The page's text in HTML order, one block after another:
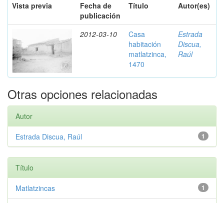
Vista previa
Fecha de
publicación
Título Autor(es)
2012-03-10
Casa
habitación
matlatzinca,
1470
Estrada
Discua,
Raúl
Otras opciones relacionadas
Autor
1
Estrada Discua, Raúl
Título
1
Matlatzincas